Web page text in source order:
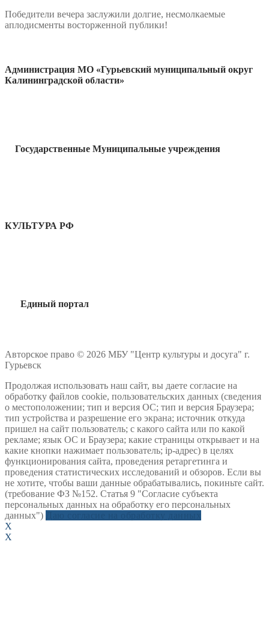
Победители вечера заслужили долгие, несмолкаемые
аплодисменты восторженной публики!
Администрация МО «Гурьевский муниципальный округ
Калининградской области»
Государственные Муниципальные учреждения
КУЛЬТУРА РФ
Единый портал
Авторское право © 2026 МБУ "Центр культуры и досуга" г.
Гурьевск
Продолжая использовать наш сайт, вы даете согласие на
обработку файлов cookie, пользовательских данных (сведения
о местоположении; тип и версия ОС; тип и версия Браузера;
тип устройства и разрешение его экрана; источник откуда
пришел на сайт пользователь; с какого сайта или по какой
рекламе; язык ОС и Браузера; какие страницы открывает и на
какие кнопки нажимает пользователь; ip-адрес) в целях
функционирования сайта, проведения ретаргетинга и
проведения статистических исследований и обзоров. Если вы
не хотите, чтобы ваши данные обрабатывались, покиньте сайт.
(требование ФЗ №152. Статья 9 "Согласие субъекта
персональных данных на обработку его персональных
данных")
X
X